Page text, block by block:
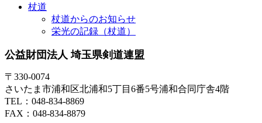
杖道
杖道からのお知らせ
栄光の記録（杖道）
公益財団法人 埼玉県剣道連盟
〒330-0074
さいたま市浦和区北浦和5丁目6番5号浦和合同庁舎4階
TEL：048-834-8869
FAX：048-834-8879